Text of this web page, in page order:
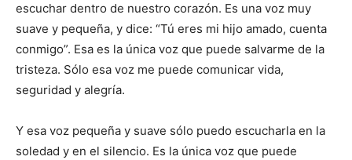
escuchar dentro de nuestro corazón. Es una voz muy
suave y pequeña, y dice: “Tú eres mi hijo amado, cuenta
conmigo”. Esa es la única voz que puede salvarme de la
tristeza. Sólo esa voz me puede comunicar vida,
seguridad y alegría.
Y esa voz pequeña y suave sólo puedo escucharla en la
soledad y en el silencio. Es la única voz que puede